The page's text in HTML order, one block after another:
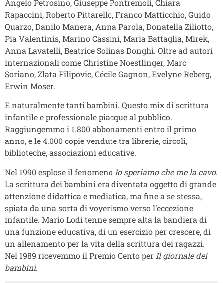
Angelo Petrosino, Giuseppe Pontremoli, Chiara
Rapaccini, Roberto Pittarello, Franco Matticchio, Guido
Quarzo, Danilo Manera, Anna Parola, Donatella Ziliotto,
Pia Valentinis, Marino Cassini, Maria Battaglia, Mirek,
Anna Lavatelli, Beatrice Solinas Donghi. Oltre ad autori
internazionali come Christine Noestlinger, Marc
Soriano, Zlata Filipovic, Cécile Gagnon, Evelyne Reberg,
Erwin Moser.
E naturalmente tanti bambini. Questo mix di scrittura
infantile e professionale piacque al pubblico.
Raggiungemmo i 1.800 abbonamenti entro il primo
anno, e le 4.000 copie vendute tra librerie, circoli,
biblioteche, associazioni educative.
Nel 1990 esplose il fenomeno Io speriamo che me la cavo.
La scrittura dei bambini era diventata oggetto di grande
attenzione didattica e mediatica, ma fine a se stessa,
spiata da una sorta di voyerismo verso l’eccezione
infantile. Mario Lodi tenne sempre alta la bandiera di
una funzione educativa, di un esercizio per crescere, di
un allenamento per la vita della scrittura dei ragazzi.
Nel 1989 ricevemmo il Premio Cento per Il giornale dei
bambini.